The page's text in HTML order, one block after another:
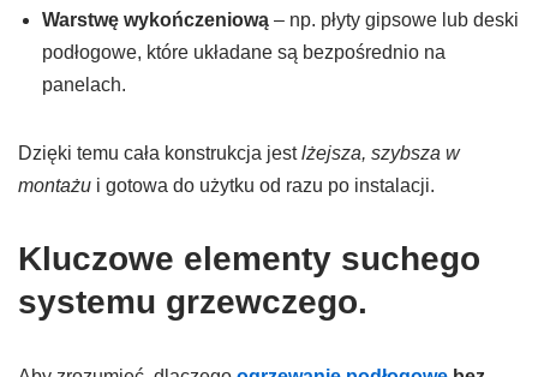
Warstwę wykończeniową – np. płyty gipsowe lub deski
podłogowe, które układane są bezpośrednio na
panelach.
Dzięki temu cała konstrukcja jestlżejsza, szybsza w
montażu i gotowa do użytku od razu po instalacji.
Kluczowe elementy suchego
systemu grzewczego.